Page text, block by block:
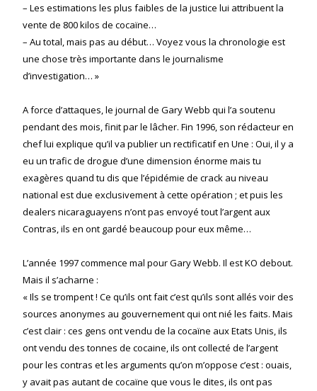
– Les estimations les plus faibles de la justice lui attribuent la
vente de 800 kilos de cocaïne…
– Au total, mais pas au début… Voyez vous la chronologie est
une chose très importante dans le journalisme
d’investigation… »
A force d’attaques, le journal de Gary Webb qui l’a soutenu
pendant des mois, finit par le lâcher. Fin 1996, son rédacteur en
chef lui explique qu’il va publier un rectificatif en Une : Oui, il y a
eu un trafic de drogue d’une dimension énorme mais tu
exagères quand tu dis que l’épidémie de crack au niveau
national est due exclusivement à cette opération ; et puis les
dealers nicaraguayens n’ont pas envoyé tout l’argent aux
Contras, ils en ont gardé beaucoup pour eux même…
L’année 1997 commence mal pour Gary Webb. Il est KO debout.
Mais il s’acharne :
« Ils se trompent ! Ce qu’ils ont fait c’est qu’ils sont allés voir des
sources anonymes au gouvernement qui ont nié les faits. Mais
c’est clair : ces gens ont vendu de la cocaïne aux Etats Unis, ils
ont vendu des tonnes de cocaine, ils ont collecté de l’argent
pour les contras et les arguments qu’on m’oppose c’est : ouais,
y avait pas autant de cocaïne que vous le dites, ils ont pas